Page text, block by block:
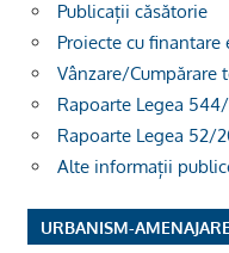
Publicații căsătorie
Proiecte cu finantare
Vânzare/Cumpărare
Rapoarte Legea
Rapoarte Legea 52/
Alte informații
URBANISM-